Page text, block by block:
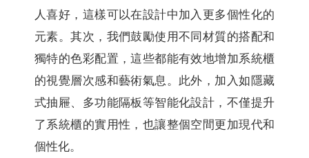
人喜好，這樣可以在設計中加入更多個性化的
元素。其次，我們鼓勵使用不同材質的搭配和
獨特的色彩配置，這些都能有效地增加系統櫃
的視覺層次感和藝術氣息。此外，加入如隱藏
式抽屜、多功能隔板等智能化設計，不僅提升
了系統櫃的實用性，也讓整個空間更加現代和
個性化。